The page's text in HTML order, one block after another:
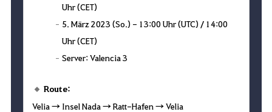
Uhr (CET)
5. März 2023 (So.) - 13:00 Uhr (UTC) / 14:00
Uhr (CET)
Server: Valencia 3
Route:
Velia → Insel Nada → Ratt-Hafen → Velia